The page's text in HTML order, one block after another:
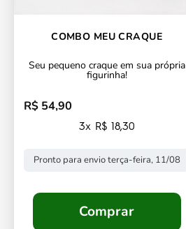
COMBO MEU CRAQUE
Seu pequeno craque em sua própria
figurinha!
Preço promocional
R$ 54,90
3x R$ 18,30
Pronto para envio terça-feira, 11/08
Comprar